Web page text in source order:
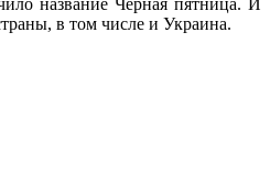
в том числе и Украина.